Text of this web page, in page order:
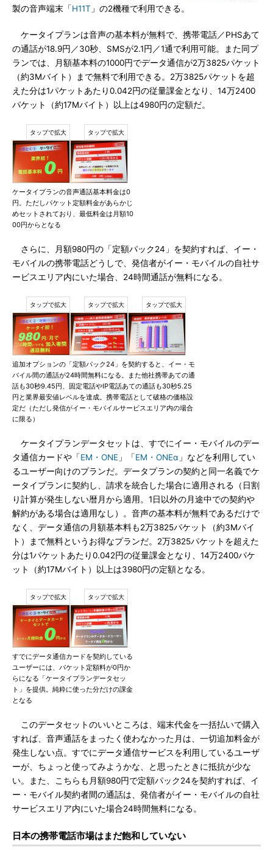
製の音声端末「H11T 」の2機種で利用できる。
ケータイプランは音声の基本料が無料で、携帯電話／PHSあて
の通話が18.9円／30秒、SMSが2.1円／1通で利用可能。また同プ
ランでは、月額基本料の1000円でデータ通信が2万3825パケット
（約3Mバイト）まで無料で利用できる。2万3825パケットを超
えた分は1パケットあたり0.042円の従量課金となり、14万2400
パケット（約17Mバイト）以上は4980円の定額だ。
ケータイプランの音声通話基本料金は0
円。ただしパケット定額料金があらかじ
めセットされており、最低料金は月額10
00円からとなる
さらに、月額980円の「定額パック24」を契約すれば、イー・
モバイルの携帯電話どうしで、発信者がイー・モバイルの自社サ
ービスエリア内にいた場合、24時間通話が無料になる。
追加オプションの「定額パック24」を契約すると、イー・モ
バイル間の通話が24時間無料になる。また他社携帯あての通
話も30秒9.45円、固定電話やIP電話あての通話も30秒5.25
円と業界最安値レベルを達成。携帯電話として破格の価格設
定だ（ただし発信がイー・モバイルサービスエリア内の場合
に限る）
ケータイプランデータセットは、すでにイー・モバイルのデー
タ通信カードや「EM・ONE 」「EM・ONEα 」などを利用してい
るユーザー向けのプランだ。データプランの契約と同一名義でケ
ータイプランに契約し、請求を統合した場合に適用される（日割
り計算が発生しない暦月から適用。1日以外の月途中での契約や
解約がある場合は適用なし）。音声の基本料が無料であるだけで
なく、データ通信の月額基本料も2万3825パケット（約3Mバイ
ト）まで無料というお得なプランだ。2万3825パケットを超えた
分は1パケットあたり0.042円の従量課金となり、14万2400パケ
ット（約17Mバイト）以上は3980円の定額となる。
すでにデータ通信カードを契約している
ユーザーには、パケット定額料が0円か
らになる「ケータイプランデータセッ
ト」を提供。純粋に使った分だけの課金
となる
このデータセットのいいところは、端末代金を一括払いで購入
すれば、音声通話をまったく使わなかった月は、一切追加料金が
発生しない点。すでにデータ通信サービスを利用しているユーザ
ーが、ちょっと使ってみようかな、と思ったときに抵抗が少な
い。また、こちらも月額980円で定額パック24を契約すれば、イ
ー・モバイル契約者間の通話は、発信者がイー・モバイルの自社
サービスエリア内にいた場合24時間無料になる。
日本の携帯電話市場はまだ飽和していない